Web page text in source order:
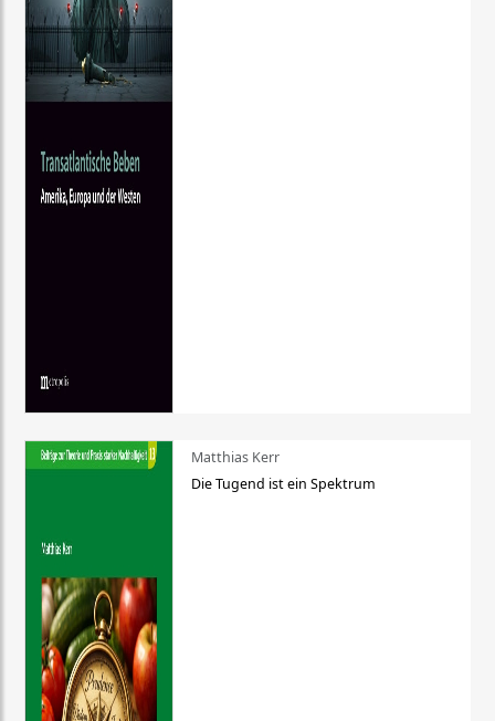
Matthias Kerr
Die Tugend ist ein Spektrum